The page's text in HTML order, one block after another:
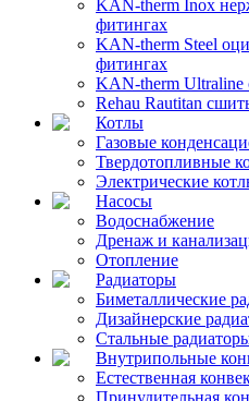
KAN-therm Inox
фитингах
KAN-therm Steel
фитингах
KAN-therm Ultraline
Rehau Rautitan
Котлы
Газовые
Твердотопливные
Электрические
Насосы
Водоснабжение
Дренаж и
Отопление
Радиаторы
Биметаллические
Дизайнерские
Стальные
Внутрипольные
Естественная
Принудительная